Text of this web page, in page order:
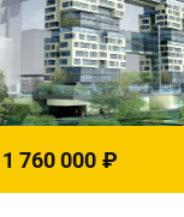
760 000 ₽